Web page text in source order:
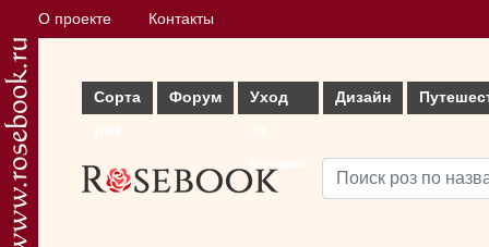
О проекте Контакты
Сорта
Форум
Уход
Дизайн